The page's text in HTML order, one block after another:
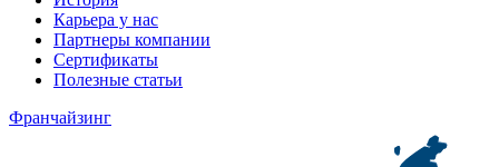
Карьера у нас
Партнеры компании
Сертификаты
Полезные статьи
Франчайзинг